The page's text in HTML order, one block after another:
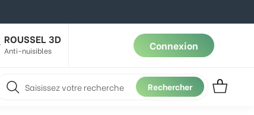
ROUSSEL 3D
Anti-nuisibles Connexion
Rechercher